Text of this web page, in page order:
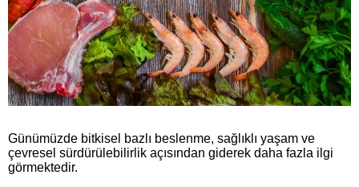
Günümüzde bitkisel bazlı beslenme, sağlıklı yaşam ve
çevresel sürdürülebilirlik açısından giderek daha fazla ilgi
görmektedir.